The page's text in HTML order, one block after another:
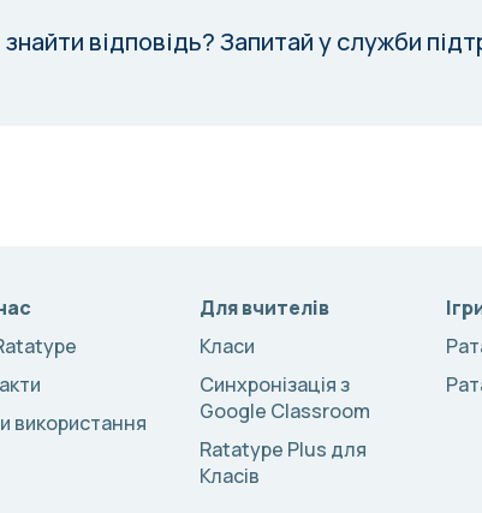
відповідь?Запитай у служби
використання
Для вчителів
Класи
Синхронізація з
Google Classroom
Ratatype Plus для
Класів